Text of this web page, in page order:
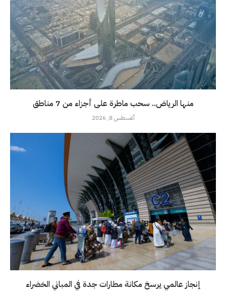
منها الرياض.. سحب ماطرة على أجزاء من 7 مناطق
أغسطس 8, 2026
إنجاز عالمي يرسخ مكانة مطارات جدة في المباني الخضراء